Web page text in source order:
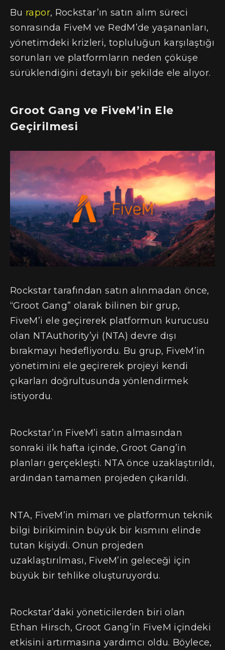
Bu rapor, Rockstar’ın satın alım süreci
sonrasında FiveM ve RedM’de yaşananları,
yönetimdeki krizleri, topluluğun karşılaştığı
sorunları ve platformların neden çöküşe
sürüklendiğini detaylı bir şekilde ele alıyor.
Groot Gang ve FiveM’in Ele
Geçirilmesi
Rockstar tarafından satın alınmadan önce,
“Groot Gang” olarak bilinen bir grup,
FiveM’i ele geçirerek platformun kurucusu
olan NTAuthority’yi (NTA) devre dışı
bırakmayı hedefliyordu. Bu grup, FiveM’in
yönetimini ele geçirerek projeyi kendi
çıkarları doğrultusunda yönlendirmek
istiyordu.
Rockstar’ın FiveM’i satın almasından
sonraki ilk hafta içinde, Groot Gang’in
planları gerçekleşti. NTA önce uzaklaştırıldı,
ardından tamamen projeden çıkarıldı.
NTA, FiveM’in mimarı ve platformun teknik
bilgi birikiminin büyük bir kısmını elinde
tutan kişiydi. Onun projeden
uzaklaştırılması, FiveM’in geleceği için
büyük bir tehlike oluşturuyordu.
Rockstar’daki yöneticilerden biri olan
Ethan Hirsch, Groot Gang’in FiveM içindeki
etkisini artırmasına yardımcı oldu. Böylece,